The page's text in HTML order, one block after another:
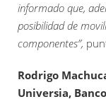
informado que,
posibilidad de
componentes”,
Rodrigo
Universia,